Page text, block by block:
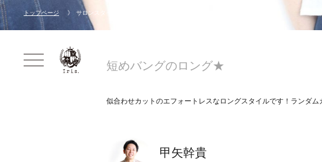
トップページ サロンスタイル
短めバングのロング★
似合わせカットのエフォートレスなロングスタイルです！ランダ
甲矢幹貴